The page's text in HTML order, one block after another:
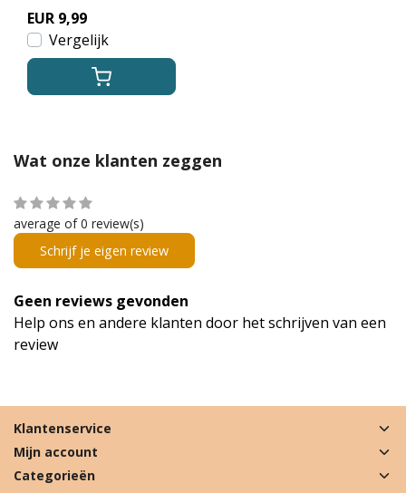
Armband Dames Wat
erproof
EUR 9,99
Vergelijk
Wat onze klanten zeggen
average of 0 review(s)
Schrijf je eigen review
Geen reviews gevonden
Help ons en andere klanten door het schrijven van een
review
Klantenservice
Mijn account
Categorieën